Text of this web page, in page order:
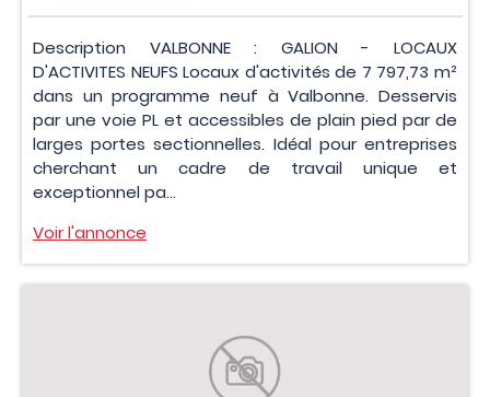
Description VALBONNE : GALION - LOCAUX
D'ACTIVITES NEUFS Locaux d'activités de 7 797,73 m²
dans un programme neuf à Valbonne. Desservis
par une voie PL et accessibles de plain pied par de
larges portes sectionnelles. Idéal pour entreprises
cherchant un cadre de travail unique et
exceptionnel pa...
Voir l'annonce